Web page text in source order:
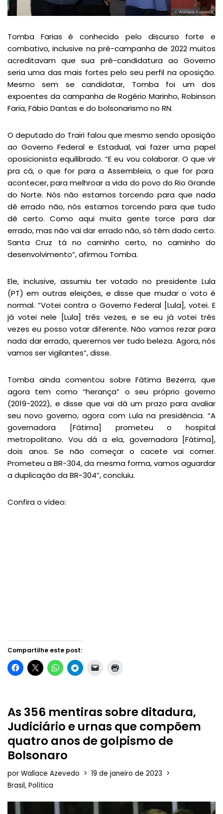
Tomba Farias é conhecido pelo discurso forte e
combativo, inclusive na pré-campanha de 2022 muitos
acreditavam que sua pré-candidatura ao Governo
seria uma das mais fortes pelo seu perfil na oposição.
Mesmo sem se candidatar, Tomba foi um dos
expoentes da campanha de Rogério Marinho, Robinson
Faria, Fábio Dantas e do bolsonarismo no RN.
O deputado do Trairi falou que mesmo sendo oposição
ao Governo Federal e Estadual, vai fazer uma papel
oposicionista equilibrado. “E eu vou colaborar. O que vir
pra cá, o que for para a Assembleia, o que for para
acontecer, para melhroar a vida do povo do Rio Grande
do Norte. Nós não estamos torcendo para que nada
dê errado não, nós estamos torcendo para que tudo
dê certo. Como aqui muita gente torce para dar
errado, mas não vai dar errado não, só têm dado certo.
Santa Cruz tá no caminho certo, no caminho do
desenvolvimento”, afirmou Tomba.
Ele, inclusive, assumiu ter votado no presidente Lula
(PT) em outras eleições, e disse que mudar o voto é
normal. “Votei contra o Governo Federal [Lula], votei. E
já votei nele [Lula] três vezes, e se eu já votei três
vezes eu posso votar diferente. Não vamos rezar para
nada dar errado, queremos ver tudo beleza. Agora, nós
vamos ser vigilantes”, disse.
Tomba ainda comentou sobre Fátima Bezerra, que
agora tem como “herança” o seu próprio governo
(2019-2022), e disse que vai dá um prazo para avaliar
seu novo governo, agora com Lula na presidência. “A
governadora [Fátima] prometeu o hospital
metropolitano. Vou dá a ela, governadora [Fátima],
dois anos. Se não começar o cacete vai comer.
Prometeu a BR-304, da mesma forma, vamos aguardar
a duplicação da BR-304”, concluiu.
Confira o vídeo:
Compartilhe este post:
As 356 mentiras sobre ditadura,
Judiciário e urnas que compõem
quatro anos de golpismo de
Bolsonaro
por Wallace Azevedo
19 de janeiro de 2023
Brasil, Política